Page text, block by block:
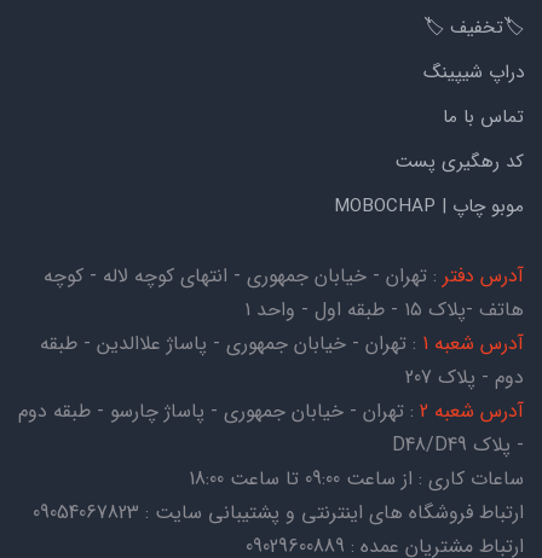
🏷️تخفیف 🏷️
دراپ شیپینگ
تماس با ما
کد رهگیری پست
موبو چاپ | MOBOCHAP
آدرس دفتر : تهران - خیابان جمهوری - انتهای کوچه لاله - کوچه
هاتف -پلاک ۱۵ - طبقه اول - واحد ۱
آدرس شعبه 1
: تهران - خیابان جمهوری - پاساژ علاالدین - طبقه
دوم - پلاک 207
آدرس شعبه 2
: تهران - خیابان جمهوری - پاساژ چارسو - طبقه دوم
- پلاک D48/D49
ساعات کاری : از ساعت 09:00 تا ساعت 18:00
ارتباط فروشگاه های اینترنتی و پشتیبانی سایت : 09054067823
ارتباط مشتریان عمده : 09029600889